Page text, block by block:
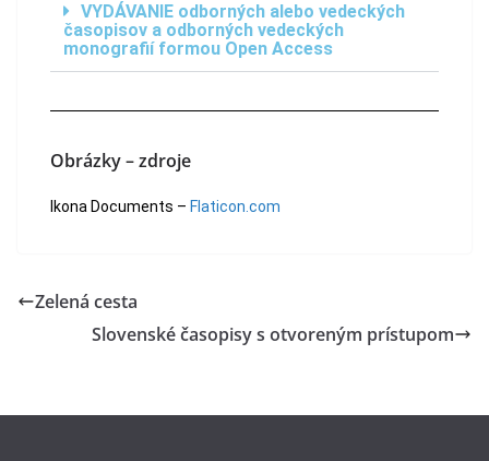
VYDÁVANIE odborných alebo vedeckých
časopisov a odborných vedeckých
monografií formou Open Access
Obrázky – zdroje
Ikona Documents – Flaticon.com
Zelená cesta
Slovenské časopisy s otvoreným prístupom